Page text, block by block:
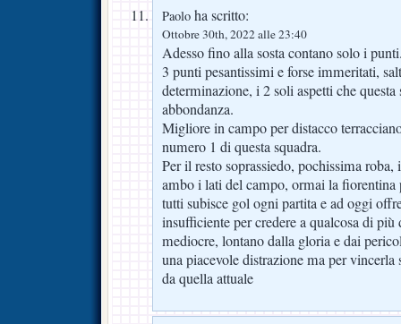
Paolo ha scritto:
Ottobre 30th, 2022 alle 23:40
Adesso fino alla sosta contano solo i
3 punti pesantissimi e forse immeritati,
determinazione, i 2 soli aspetti che questa
abbondanza.
Migliore in campo per distacco
numero 1 di questa squadra.
Per il resto soprassiedo, pochissima
ambo i lati del campo, ormai la fiorentina
tutti subisce gol ogni partita e ad oggi
insufficiente per credere a qualcosa di
mediocre, lontano dalla gloria e dai
una piacevole distrazione ma per vincerla
da quella attuale